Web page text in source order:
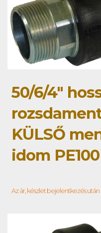
50/6/4"
KÜLSŐ
idom PE100
Az ár, készlet bejelentkezés